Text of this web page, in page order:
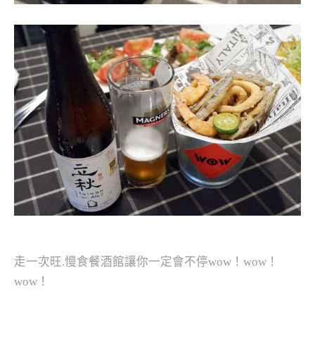
走一次旺.慢食餐酒館讓你一定會不停wow！wow！
wow！